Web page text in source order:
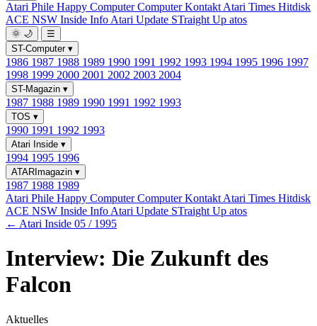
Atari Phile Happy ComputerComputer Kontakt Atari Times Hitdisk
ACE NSW Inside Info Atari Update STraight Up atos
🌞 🌙
☰
ST-Computer ▾
1986 1987 1988 1989 1990 1991 1992 1993 1994 1995 1996 1997
1998 1999 2000 2001 2002 2003 2004
ST-Magazin ▾
1987 1988 1989 1990 1991 1992 1993
TOS ▾
1990 1991 1992 1993
Atari Inside ▾
1994 1995 1996
ATARImagazin ▾
1987 1988 1989
Atari Phile Happy ComputerComputer Kontakt Atari Times Hitdisk
ACE NSW Inside Info Atari Update STraight Up atos
← Atari Inside 05 / 1995
Interview: Die Zukunft des
Falcon
Aktuelles